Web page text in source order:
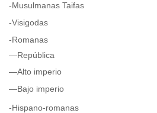
-Musulmanas Taifas
-Visigodas
-Romanas
—República
—Alto imperio
—Bajo imperio
-Hispano-romanas